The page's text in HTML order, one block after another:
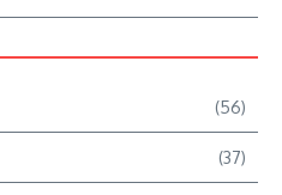
(56)
(37)